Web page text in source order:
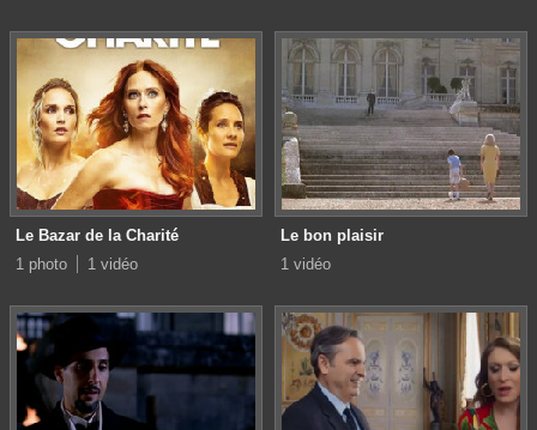
Le Bazar de la Charité
1 photo
1 vidéo
Le bon plaisir
1 vidéo